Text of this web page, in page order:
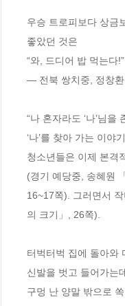
우승 트로피보다 상금
좋았던 것은
“와, 드디어 밥 먹는다!”
― 전북 쌍치중, 정창
“나 혼자라도 ‘나’님을
‘나’를 찾아 가는 이야
청소년들은 이제 본격
(경기 예당중, 송혜원
16~17쪽). 그러면서
의 크기」, 26쪽).
터벅터벅 집에 돌아와
신발을 벗고 들어가는
구멍 난 양말 밖으로